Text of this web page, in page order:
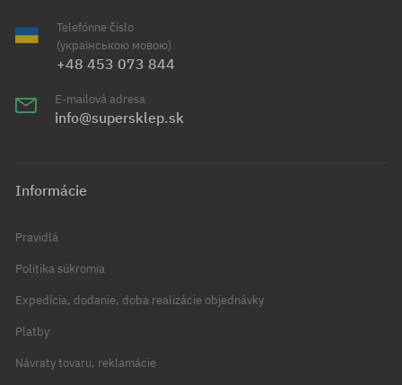
Telefónne číslo
(українською мовою)
+48 453 073 844
E-mailová adresa
info@supersklep.sk
Informácie
Pravidlá
Politika súkromia
Expedícia, dodanie, doba realizácie objednávky
Platby
Návraty tovaru, reklamácie